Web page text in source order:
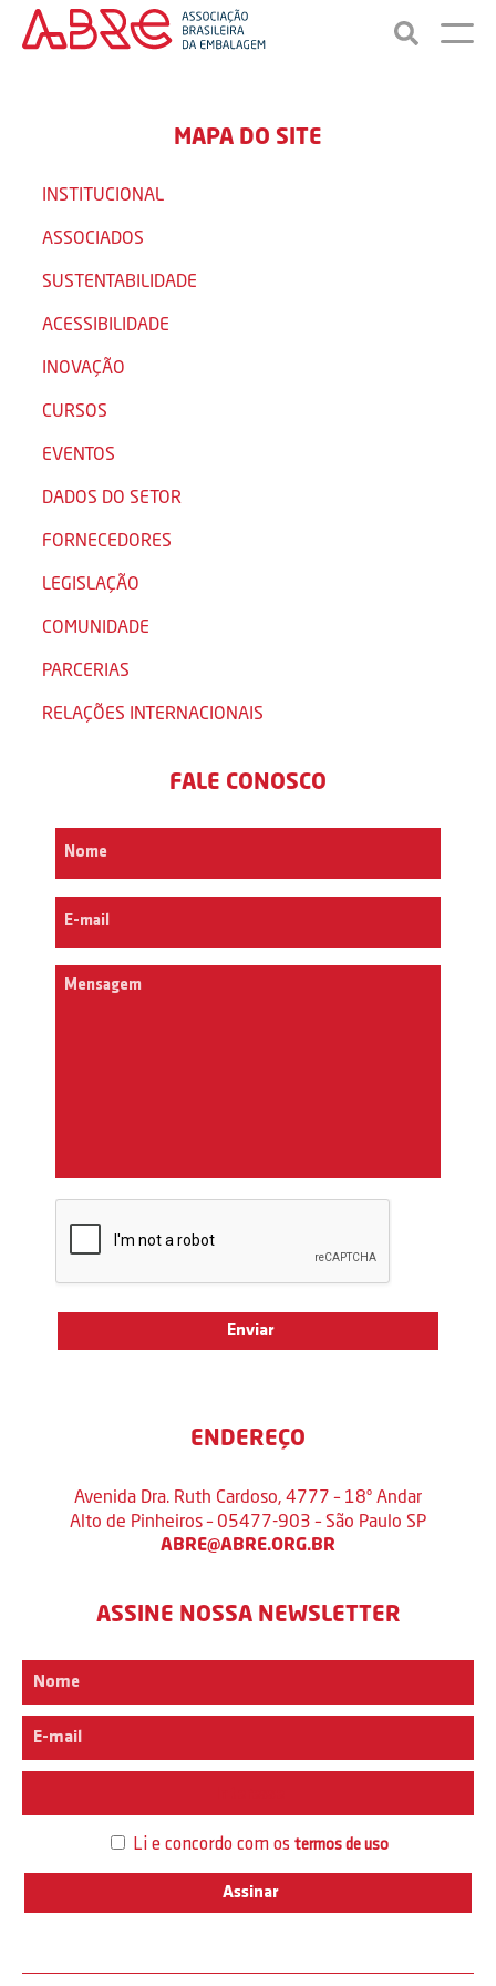
MAPA DO SITE
INSTITUCIONAL
ASSOCIADOS
SUSTENTABILIDADE
ACESSIBILIDADE
INOVAÇÃO
CURSOS
EVENTOS
DADOS DO SETOR
FORNECEDORES
LEGISLAÇÃO
COMUNIDADE
PARCERIAS
RELAÇÕES INTERNACIONAIS
FALE CONOSCO
ENDEREÇO
Avenida Dra. Ruth Cardoso, 4777 – 18º Andar
Alto de Pinheiros – 05477-903 – São Paulo SP
ABRE@ABRE.ORG.BR
ASSINE NOSSA NEWSLETTER
Li e concordo com os termos de uso